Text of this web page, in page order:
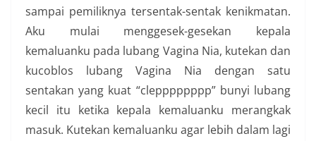
sampai pemiliknya tersentak-sentak kenikmatan.
Aku mulai menggesek-gesekan kepala
kemaluanku pada lubang Vagina Nia, kutekan dan
kucoblos lubang Vagina Nia dengan satu
sentakan yang kuat “clepppppppp” bunyi lubang
kecil itu ketika kepala kemaluanku merangkak
masuk. Kutekan kemaluanku agar lebih dalam lagi